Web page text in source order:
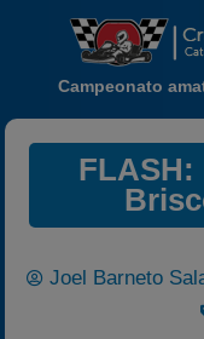
Campeonato
FLASH:
Joel Barneto